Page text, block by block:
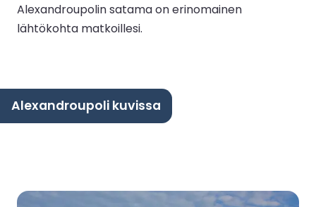
Alexandroupolin satama on erinomainen
lähtökohta matkoillesi.
Alexandroupoli kuvissa